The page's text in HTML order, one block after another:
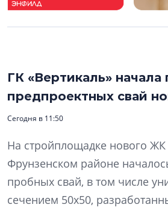
ГК «Вертикаль»
предпроектных свай
Сегодня в 11:50
На стройплощадке нового ЖК
Фрунзенском районе
пробных свай, в том числе
сечением 50х50,